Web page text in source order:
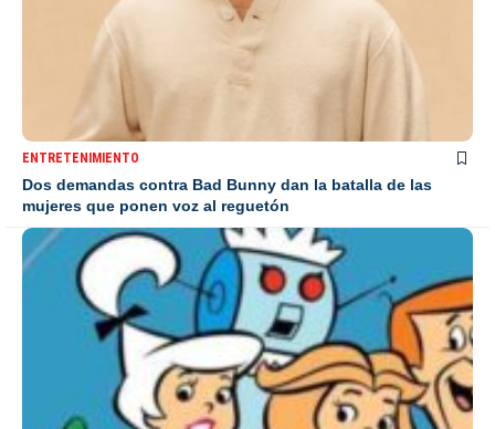
ENTRETENIMIENTO
Dos demandas contra Bad Bunny dan la batalla de las
mujeres que ponen voz al reguetón